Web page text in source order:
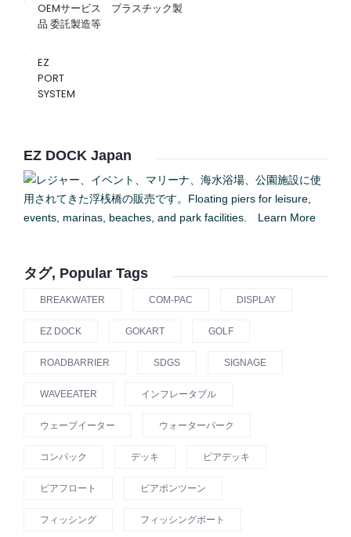
OEMサービス プラスチック製
品 委託製造等
EZ
PORT
SYSTEM
EZ DOCK Japan
タグ, Popular Tags
BREAKWATER COM-PAC DISPLAY
EZ DOCK GOKART GOLF
ROADBARRIER SDGS SIGNAGE
WAVEEATER インフレータブル
ウェーブイーター ウォーターパーク
コンパック デッキ ピアデッキ
ピアフロート ピアポンツーン
フィッシング フィッシングボート